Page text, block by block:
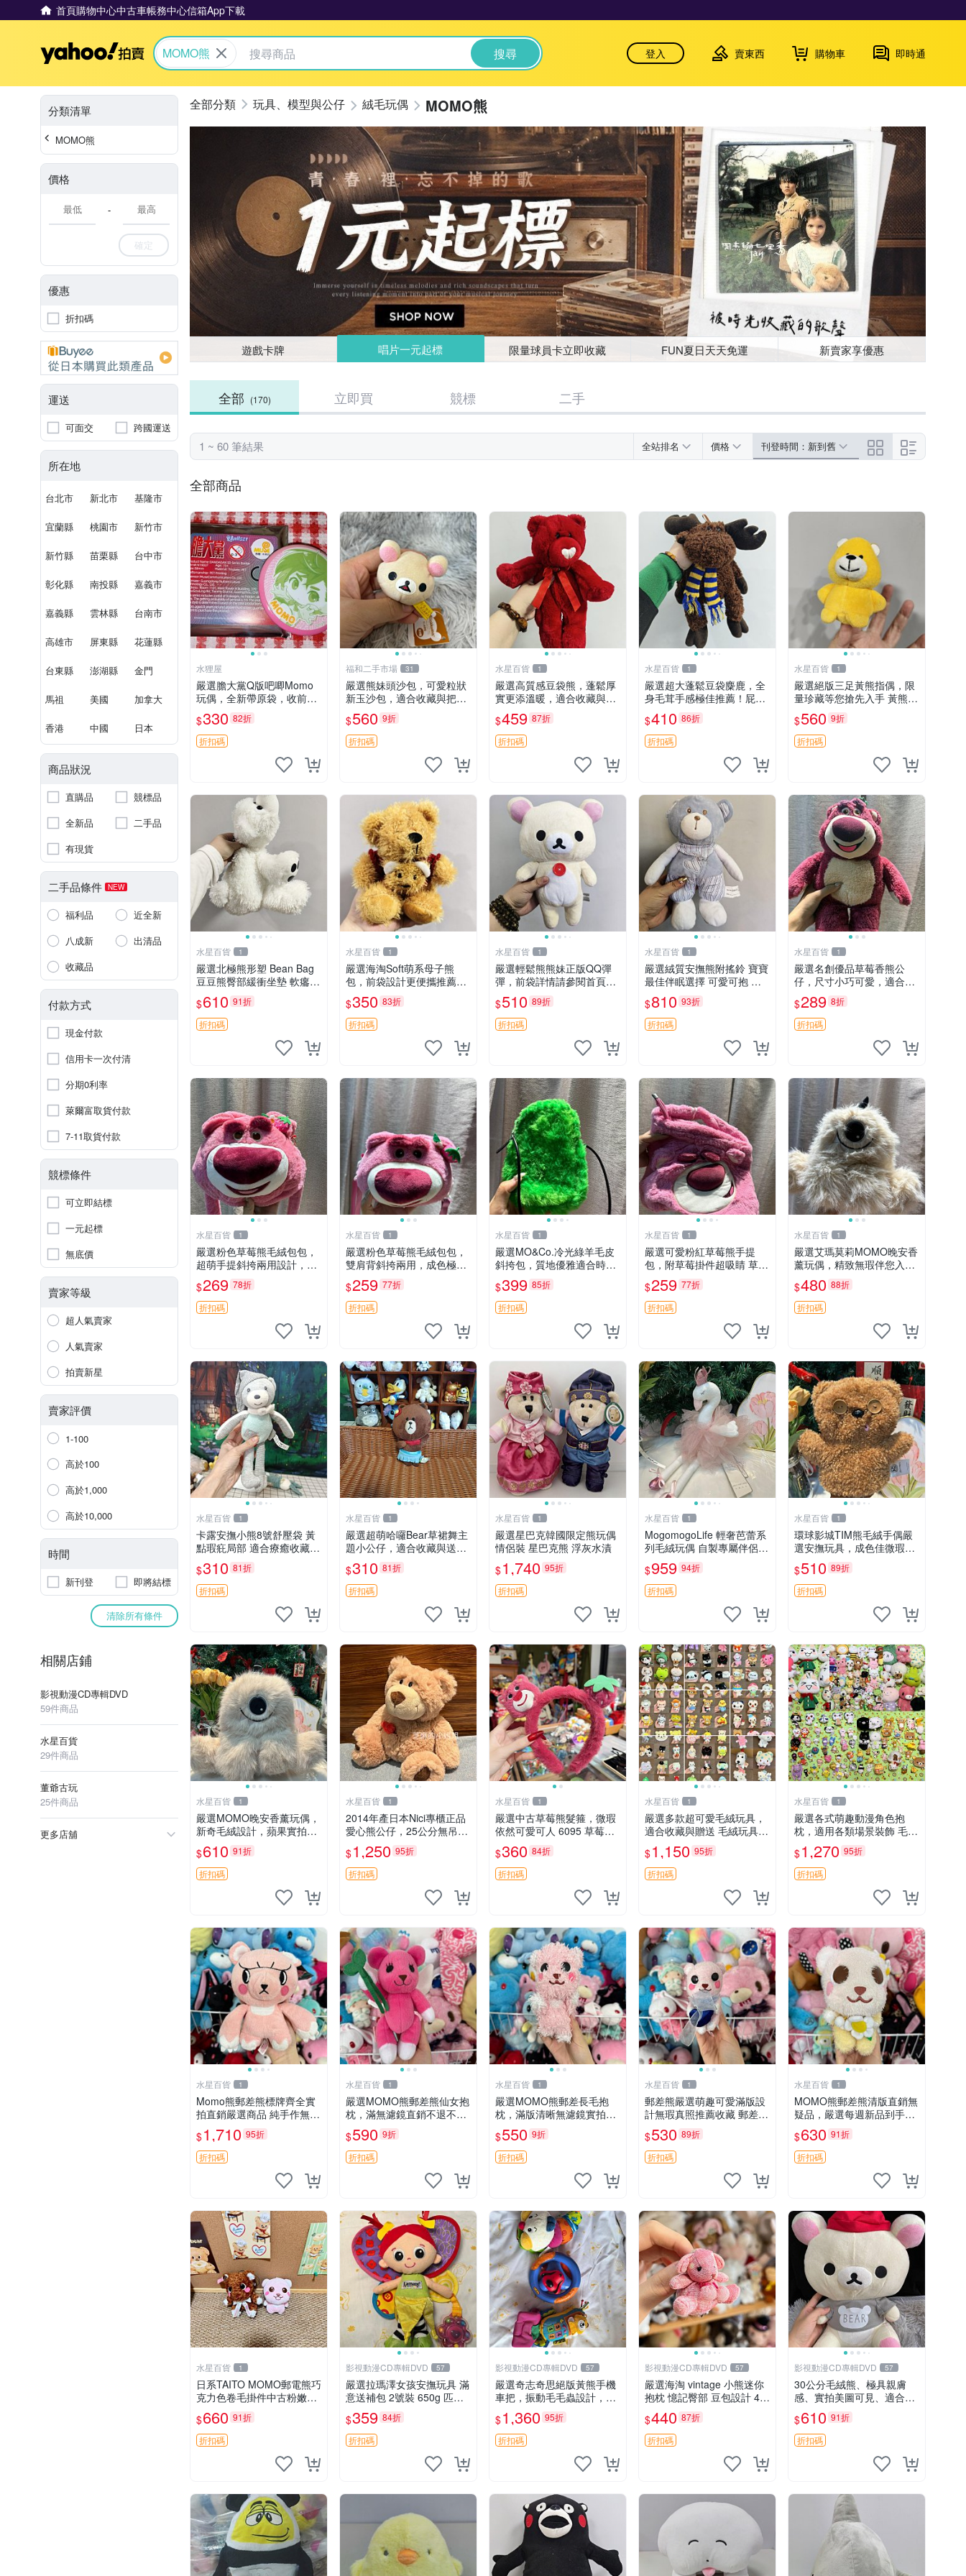
首頁購物中心中古車帳務中心信箱App下載
Yahoo拍賣
MOMO熊 搜尋 登入 賣東西 購物車 即時通
分類清單
MOMO熊
價格
-
確定
優惠
折扣碼
運送
可面交 跨國運送
所在地
台北市 新北市 基隆市
宜蘭縣 桃園市 新竹市
新竹縣 苗栗縣 台中市
彰化縣 南投縣 嘉義市
嘉義縣 雲林縣 台南市
高雄市 屏東縣 花蓮縣
台東縣 澎湖縣 金門
馬祖 美國 加拿大
香港 中國 日本
商品狀況
直購品
競標品
全新品
二手品
有現貨
二手品條件 NEW
福利品
近全新
八成新
出清品
收藏品
付款方式
現金付款
信用卡一次付清
分期0利率
萊爾富取貨付款
7-11取貨付款
競標條件
可立即結標
一元起標
無底價
賣家等級
超人氣賣家
人氣賣家
拍賣新星
賣家評價
1-100
高於100
高於1,000
高於10,000
時間
新刊登 即將結標
清除所有條件
相關店鋪
影視動漫CD專輯DVD
59件商品
水星百貨
29件商品
董爺古玩
25件商品
更多店舖
玩具、模型與公仔 絨毛玩偶 MOMO熊
遊戲卡牌 唱片一元起標 限量球員卡立即收藏 FUN夏日天天免運 新賣家享優惠
全部 (170) 立即買 競標 二手
1 ~ 60 筆結果 全站排名 價格 刊登時間：新到舊
全部商品
水狸屋
嚴選膽大黨Q版吧唧Momo
玩偶，全新帶原袋，收前請
詳讀收物須知。非偏遠地區
同城可取。 膽大黨 Q版 陳
冠希 妙Q玩偶
$330 82折
折扣碼
福和二手市場 31
嚴選熊妹頭沙包，可愛粒狀
新玉沙包，適合收藏與把玩
熊妹 沙包 玉石
$560 9折
折扣碼
水星百貨 1
嚴選高質感豆袋熊，蓬鬆厚
實更添溫暖，適合收藏與休
憩。前胸填充飽滿，背部亦
具優雅設計。 豆袋熊 保暖
溫柔 蓬松
$459 87折
折扣碼
水星百貨 1
嚴選超大蓬鬆豆袋麋鹿，全
身毛茸手感極佳推薦！屁股
與四肢填充均勻，適合收藏
與孩童共賞。 麋鹿 豆袋 毛
茸玩具
$410 86折
折扣碼
水星百貨 1
嚴選絕版三足黃熊指偶，限
量珍藏等您搶先入手 黃熊
指偶 珍藏品
$560 9折
折扣碼
水星百貨 1
嚴選北極熊形塑 Bean Bag
豆豆熊臀部緩衝坐墊 軟癟癟
舒壓設計 保暖又實用 適合
久坐放松 推薦居家使用 RU
SS系列 豆豆熊屁屁坐墊 3D
顆粒結構
$610 91折
折扣碼
水星百貨 1
嚴選海淘Soft萌系母子熊
包，前袋設計更便攜推薦收
藏 母子熊 軟綿綿 包包
$350 83折
折扣碼
水星百貨 1
嚴選輕鬆熊熊妹正版QQ彈
彈，前袋詳情請參閱首頁置
頂說明適合收藏 QQ彈彈 正
版 熊熊妹
$510 89折
折扣碼
水星百貨 1
嚴選絨質安撫熊附搖鈴 寶寶
最佳伴眠選擇 可愛可抱 絨
毛玩具 安撫熊 嬰兒用
$810 93折
折扣碼
水星百貨 1
嚴選名創優品草莓香熊公
仔，尺寸小巧可愛，適合收
藏賞玩 30cm 玩具 公仔 草
莓熊
$289 8折
折扣碼
水星百貨 1
嚴選粉色草莓熊毛絨包包，
超萌手提斜挎兩用設計，成
色上佳容量大 粉紅草莓 毛
絨包 超大容量
$269 78折
折扣碼
水星百貨 1
嚴選粉色草莓熊毛絨包包，
雙肩背斜挎兩用，成色極佳
精準關鍵詞：草莓熊 包包
毛絨
$259 77折
折扣碼
水星百貨 1
嚴選MO&Co.冷光綠羊毛皮
斜挎包，質地優雅適合時尚
穿搭 冷光綠 皮包 斜挎包
$399 85折
折扣碼
水星百貨 1
嚴選可愛粉紅草莓熊手提
包，附草莓掛件超吸睛 草莓
熊手提包 草莓掛件 可愛port
unese
$259 77折
折扣碼
水星百貨 1
嚴選艾瑪莫莉MOMO晚安香
薰玩偶，精致無瑕伴您入眠
晚安精靈 香薰玩具 玩偶收
藏
$480 88折
折扣碼
水星百貨 1
卡露安撫小熊8號舒壓袋 黃
點瑕疪局部 適合療癒收藏
撫慰身心 美肌養護 放鬆好
物
$310 81折
折扣碼
水星百貨 1
嚴選超萌哈囉Bear草裙舞主
題小公仔，適合收藏與送禮
100 克 哈囉Bear 草裙舞
$310 81折
折扣碼
水星百貨 1
嚴選星巴克韓國限定熊玩偶
情侶裝 星巴克熊 浮灰水漬
$1,740 95折
折扣碼
水星百貨 1
MogomogoLife 輕奢芭蕾系
列毛絨玩偶 自製專屬伴侶
帶標牌全新成色 芭蕾系列
毛絨玩偶 安撫玩具 新款上
架
$959 94折
折扣碼
水星百貨 1
環球影城TIM熊毛絨手偶嚴
選安撫玩具，成色佳微瑕
疵，贈小禮物超值優惠 TIM
熊 毛絨手偶 安撫 toy 嚴選
$510 89折
折扣碼
水星百貨 1
嚴選MOMO晚安香薰玩偶，
新奇毛絨設計，蘋果實拍展
示，成色極佳 晚安香薰 馮
娃娃 毛絨玩偶
$610 91折
折扣碼
水星百貨 1
2014年產日本Nici專櫃正品
愛心熊公仔，25公分無吊牌
全新 愛心熊 公仔 熊抱玩偶
$1,250 95折
折扣碼
水星百貨 1
嚴選中古草莓熊髮箍，微瑕
依然可愛可人 6095 草莓熊
頭飾 中古髮圈 熊寶 寶寶 娃
娃熊髮箍 中古收藏 玩具髮
夾
$360 84折
折扣碼
水星百貨 1
嚴選多款超可愛毛絨玩具，
適合收藏與贈送 毛絨玩具、
抱枕、公仔
$1,150 95折
折扣碼
水星百貨 1
嚴選各式萌趣動漫角色抱
枕，適用各類場景裝飾 毛絨
玩具、卡通抱枕、趣味玩偶
$1,270 95折
折扣碼
水星百貨 1
Momo熊郵差熊標牌齊全實
拍直銷嚴選商品 純手作無修
圖可收藏 郵差熊 Momo熊
標牌 商品
$1,710 95折
折扣碼
水星百貨 1
嚴選MOMO熊郵差熊仙女抱
枕，滿無濾鏡直銷不退不換
經典造型可愛必備 紅薯啵啵
間抱枕 抱枕 時尚
$590 9折
折扣碼
水星百貨 1
嚴選MOMO熊郵差長毛抱
枕，滿版清晰無濾鏡實拍直
銷。每周新品到貨，不容錯
過！ 郵差熊 長毛 抱枕
$550 9折
折扣碼
水星百貨 1
郵差熊嚴選萌趣可愛滿版設
計無瑕真照推薦收藏 郵差熊
熊抱枕 紅薯啵啵間
$530 89折
折扣碼
水星百貨 1
MOMO熊郵差熊清版直銷無
疑品，嚴選每週新品到手。
紅薯啵啵鮮果間 郵差熊 清
版 紅薯啵啵間
$630 91折
折扣碼
水星百貨 1
日系TAITO MOMO郵電熊巧
克力色卷毛掛件中古粉嫩玩
偶微瑕推薦 postpet momo
郵電熊 中古玩偶
$660 91折
折扣碼
影視動漫CD專輯DVD 57
嚴選拉瑪澤女孩安撫玩具 滿
意送補包 2號裝 650g 匹配
嬰幼童舒壓好伴侶 女孩專用
安心選擇 安撫玩偶 衝包 玩
具
$359 84折
折扣碼
影視動漫CD專輯DVD 57
嚴選奇志奇思絕版黃熊手機
車把，振動毛毛蟲設計，直
SALE 售不退不換 毛毛蟲 手
機 車把
$1,360 95折
折扣碼
影視動漫CD專輯DVD 57
嚴選海淘 vintage 小熊迷你
抱枕 憶記臀部 豆包設計 4c
m 高 推薦收藏 迷你豆包小
熊、高臀部、豆袋抱枕
$440 87折
折扣碼
影視動漫CD專輯DVD 57
30公分毛絨熊、極具親膚
感、實拍美圖可見、適合送
禮收藏 毛絨熊 送禮 熊抱
$610 91折
折扣碼